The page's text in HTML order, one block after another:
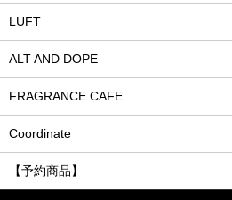
LUFT
ALT AND DOPE
FRAGRANCE CAFE
Coordinate
【予約商品】